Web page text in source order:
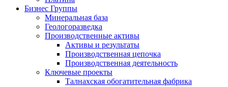
Бизнес Группы
Минеральная база
Геологоразведка
Производственные активы
Активы и результаты
Производственная цепочка
Производственная деятельность
Ключевые проекты
Талнахская обогатительная фабрика